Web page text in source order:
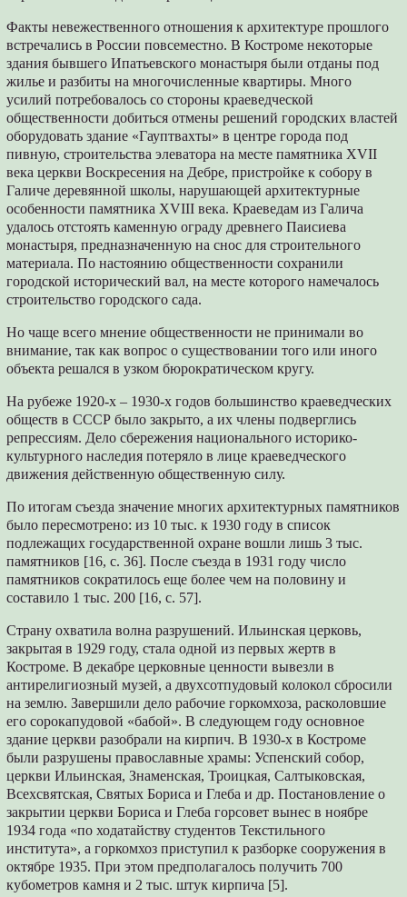
Факты невежественного отношения к архитектуре прошлого
встречались в России повсеместно. В Костроме некоторые
здания бывшего Ипатьевского монастыря были отданы под
жилье и разбиты на многочисленные квартиры. Много
усилий потребовалось со стороны краеведческой
общественности добиться отмены решений городских властей
оборудовать здание «Гауптвахты» в центре города под
пивную, строительства элеватора на месте памятника XVII
века церкви Воскресения на Дебре, пристройке к собору в
Галиче деревянной школы, нарушающей архитектурные
особенности памятника XVIII века. Краеведам из Галича
удалось отстоять каменную ограду древнего Паисиева
монастыря, предназначенную на снос для строительного
материала. По настоянию общественности сохранили
городской исторический вал, на месте которого намечалось
строительство городского сада.
Но чаще всего мнение общественности не принимали во
внимание, так как вопрос о существовании того или иного
объекта решался в узком бюрократическом кругу.
На рубеже 1920-х – 1930-х годов большинство краеведческих
обществ в СССР было закрыто, а их члены подверглись
репрессиям. Дело сбережения национального историко-
культурного наследия потеряло в лице краеведческого
движения действенную общественную силу.
По итогам съезда значение многих архитектурных памятников
было пересмотрено: из 10 тыс. к 1930 году в список
подлежащих государственной охране вошли лишь 3 тыс.
памятников [16, с. 36]. После съезда в 1931 году число
памятников сократилось еще более чем на половину и
составило 1 тыс. 200 [16, с. 57].
Страну охватила волна разрушений. Ильинская церковь,
закрытая в 1929 году, стала одной из первых жертв в
Костроме. В декабре церковные ценности вывезли в
антирелигиозный музей, а двухсотпудовый колокол сбросили
на землю. Завершили дело рабочие горкомхоза, расколовшие
его сорокапудовой «бабой». В следующем году основное
здание церкви разобрали на кирпич. В 1930-х в Костроме
были разрушены православные храмы: Успенский собор,
церкви Ильинская, Знаменская, Троицкая, Салтыковская,
Всехсвятская, Святых Бориса и Глеба и др. Постановление о
закрытии церкви Бориса и Глеба горсовет вынес в ноябре
1934 года «по ходатайству студентов Текстильного
института», а горкомхоз приступил к разборке сооружения в
октябре 1935. При этом предполагалось получить 700
кубометров камня и 2 тыс. штук кирпича [5].